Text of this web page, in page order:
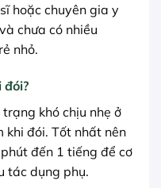
hoặc chuyên gia y
chưa có nhiều
nhỏ.
đói?
khó chịu nhẹ ở
khi đói. Tốt nhất nên
đến 1 tiếng để cơ
tác dụng phụ.